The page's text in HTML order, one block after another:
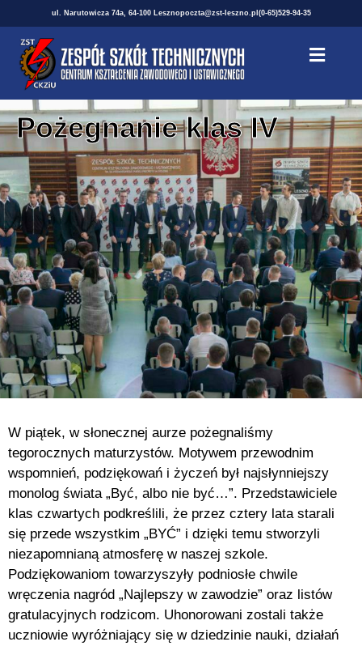
ul. Narutowicza 74a, 64-100 Lesznopoczta@zst-leszno.pl (0-65)529-94-35
Pożegnanie klas IV
W piątek, w słonecznej aurze pożegnaliśmy
tegorocznych maturzystów. Motywem przewodnim
wspomnień, podziękowań i życzeń był najsłynniejszy
monolog świata „Być, albo nie być…”. Przedstawiciele
klas czwartych podkreślili, że przez cztery lata starali
się przede wszystkim „BYĆ” i dzięki temu stworzyli
niezapomnianą atmosferę w naszej szkole.
Podziękowaniom towarzyszyły podniosłe chwile
wręczenia nagród „Najlepszy w zawodzie” oraz listów
gratulacyjnych rodzicom. Uhonorowani zostali także
uczniowie wyróżniający się w dziedzinie nauki, działań